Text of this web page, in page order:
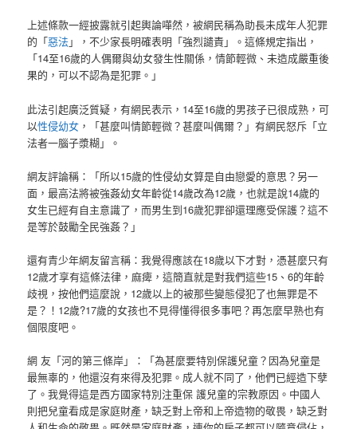
上述條款一經披露就引起輿論嘩然，被網民稱為助長未成年人犯罪
的「惡法」，不少家長明確表明「強烈譴責」。這條規定指出，
「14至16歲的人偶爾與幼女發生性關係，情節輕微、未造成嚴重後
果的，可以不認為是犯罪。」
此法引起廣泛質疑，有網民表示，14至16歲的男孩子已很成熟，可
以性侵幼女 ，「甚麼叫情節輕微？甚麼叫偶爾？」有網民怒斥「立
法者一腦子漿糊」。
網友評論稱：「所以15歲的性侵幼女算是自由戀愛的意思？另一
面，最高法將被強姦幼女年齡從14歲改為12歲，也就是說14歲的
女生已經有自主意識了，而男生到16歲犯罪卻還理應受保護？這不
是等於鼓勵全民強姦？」
還有青少年網友留言稱：我覺得應該在18歲以下才對，憑甚麼只有
12歲才享有這條法律，麻痺，這簡直就是對我們這些15、6的年齡
歧視，按他們這麼說，12歲以上的被那些變態侵犯了也無罪是不
是？！12歲?17歲的女孩也不見得懂得很多事吧？再怎麼早熟也有
個限度吧。
網 友「河的第三條岸」：「為甚麼要特別保護兒童？因為兒童是
最無辜的，他還沒有來得及犯罪。成人就不同了，他們已經造下孽
了。我覺得這是西方國家特別注重保 護兒童的宗教原因。中國人
則把兒童看成是家庭財產，缺乏對上帝和上帝造物的敬畏，缺乏對